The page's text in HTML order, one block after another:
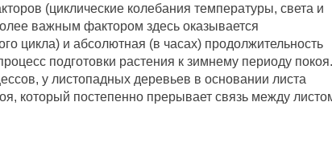
(циклические колебания температуры, света и
важным фактором здесь оказывается
цикла) и абсолютная (в часах) продолжительность
подготовки растения к зимнему периоду покоя.
у листопадных деревьев в основании листа
который постепенно прерывает связь между